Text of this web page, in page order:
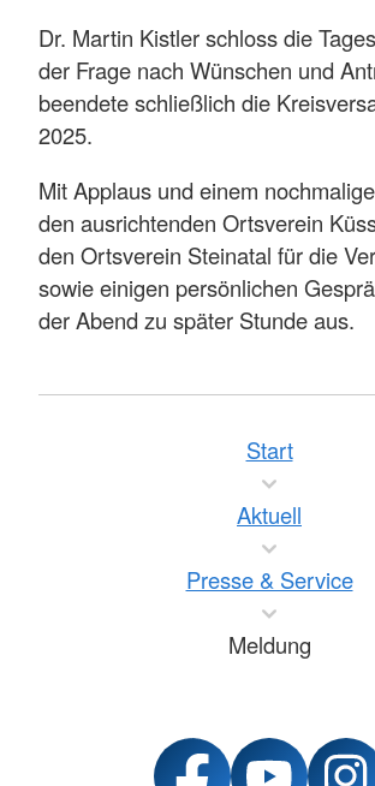
Dr. Martin Kistler schloss die
der Frage nach Wünschen und
beendete schließlich die
2025.
Mit Applaus und einem
den ausrichtenden Ortsverein
den Ortsverein Steinatal für die
sowie einigen persönlichen
der Abend zu später Stunde aus.
Start
Aktuell
Presse & Service
Meldung